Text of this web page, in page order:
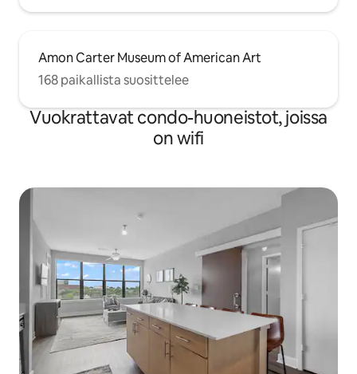
Amon Carter Museum of American Art
168 paikallista suosittelee
Vuokrattavat condo-huoneistot, joissa
on wifi